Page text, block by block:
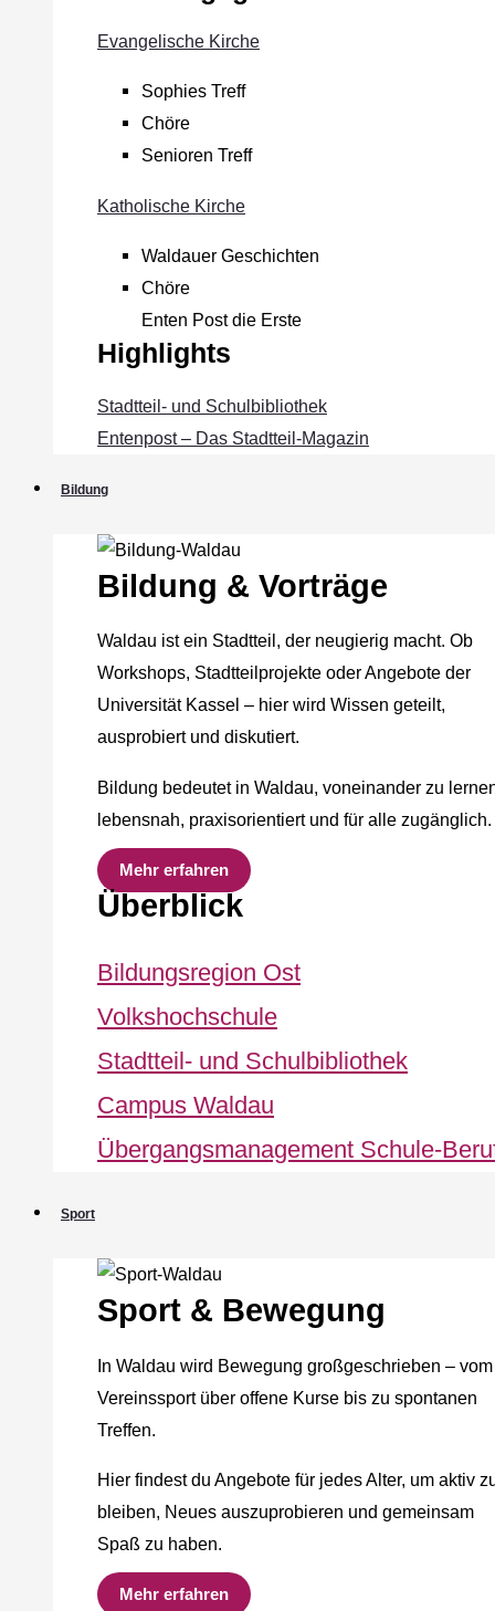
Evangelische Kirche
Sophies Treff
Chöre
Senioren Treff
Katholische Kirche
Waldauer Geschichten
Chöre
Enten Post die Erste
Highlights
Stadtteil- und Schulbibliothek
Entenpost – Das Stadtteil-Magazin
Bildung
Bildung & Vorträge
Waldau ist ein Stadtteil, der neugierig macht. Ob
Workshops, Stadtteilprojekte oder Angebote der
Universität Kassel – hier wird Wissen geteilt,
ausprobiert und diskutiert.
Bildung bedeutet in Waldau, voneinander zu
lebensnah, praxisorientiert und für alle zugänglich.
Mehr erfahren
Überblick
Bildungsregion Ost
Volkshochschule
Stadtteil- und Schulbibliothek
Campus Waldau
Übergangsmanagement
Sport
Sport & Bewegung
In Waldau wird Bewegung großgeschrieben – vom
Vereinssport über offene Kurse bis zu spontanen
Treffen.
Hier findest du Angebote für jedes Alter, um aktiv
bleiben, Neues auszuprobieren und gemeinsam
Spaß zu haben.
Mehr erfahren